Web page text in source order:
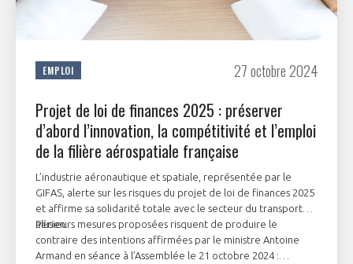
EMPLOI 27 octobre 2024
Projet de loi de finances 2025 : préserver
d’abord l’innovation, la compétitivité et l’emploi
de la filière aérospatiale française
L’industrie aéronautique et spatiale, représentée par le
GIFAS, alerte sur les risques du projet de loi de finances 2025
et affirme sa solidarité totale avec le secteur du transport
aérien.
Plusieurs mesures proposées risquent de produire le
contraire des intentions affirmées par le ministre Antoine
Armand en séance à l’Assemblée le 21 octobre 2024 :